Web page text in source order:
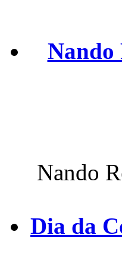
Nando
Nando
Dia da